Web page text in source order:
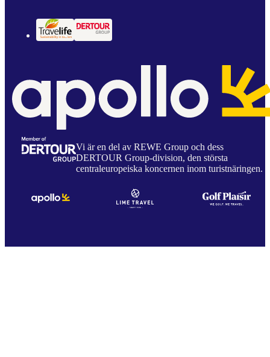
Vi är en del av REWE Group och dess
DERTOUR Group-division, den största
centraleuropeiska koncernen inom turistnäringen.